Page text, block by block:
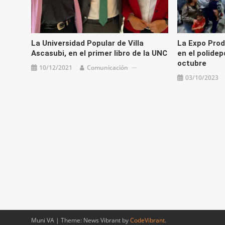
La Universidad Popular de Villa
Ascasubi, en el primer libro de la UNC
10/12/2021 Comunicación
La Expo
en el
octubre
03/10/2023
Muni VA | Theme: News Vibrant byCodeVibrant.